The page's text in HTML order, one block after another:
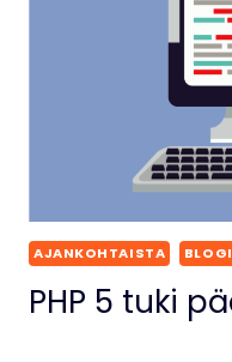
AJANKOHTAISTA BLOGI
PHP 5 tuki